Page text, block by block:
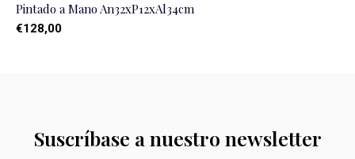
Pintado a Mano An32xP12xAl34cm
€128,00
Suscríbase a nuestro newsletter